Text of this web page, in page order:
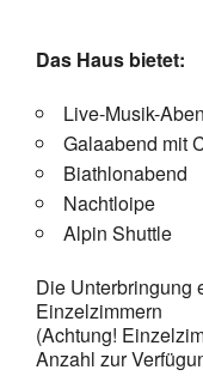
Das Haus bietet:
Live-Musik-
Galaabend mit
Biathlonabend
Nachtloipe
Alpin Shuttle
Die Unterbringung
Einzelzimmern
(Achtung!
Anzahl zur